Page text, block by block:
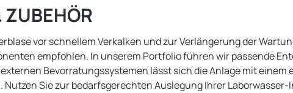
ZUBEHÖR
vor schnellem Verkalken und zur Verlängerung der
empfohlen. In unserem Portfolio führen wir passende
Bevorratungssystemen lässt sich die Anlage mit
Nutzen Sie zur bedarfsgerechten Auslegung Ihrer